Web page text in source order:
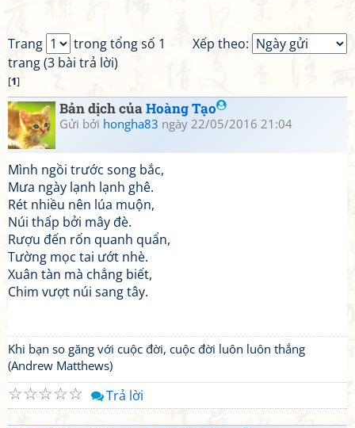
Xếp theo:
Trang
trong tổng số 1
trang (3 bài trả lời)
[1]
Bản dịch củaHoàng Tạo
Gửi bởi hongha83 ngày 22/05/2016 21:04
Mình ngồi trước song bắc,
Mưa ngày lạnh lạnh ghê.
Rét nhiều nên lúa muộn,
Núi thấp bởi mây đè.
Rượu đến rốn quanh quẩn,
Tường mọc tai ướt nhè.
Xuân tàn mà chẳng biết,
Chim vượt núi sang tây.
Khi bạn so găng với cuộc đời, cuộc đời luôn luôn thắng
(Andrew Matthews)
☆
☆
☆
☆
☆ Trả lời